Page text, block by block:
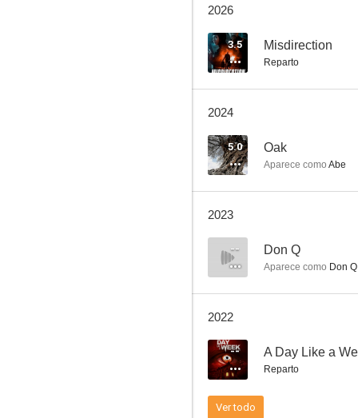
La ruta hacia El Dorado
10
2026
3.5 Misdirection
Reparto
2024
5.0 Oak
Aparece como Abe
2023
-- Don Q
Aparece como Don Q
2022
-- A Day Like a
Reparto
Ver todo